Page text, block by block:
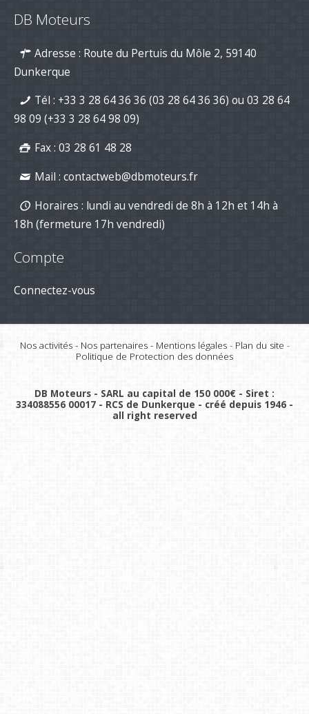
moteurs de bateau
Nouvelle série "Stealth Line" chez
maintenant avec DB Moteurs !
DB Moteurs vous souhaite une
excellente année 2026, pleine de
projets motorisés !
DB Moteurs
Adresse : Route du Pertuis du Môle 2, 59140
Dunkerque
Tél : +33 3 28 64 36 36 (03 28 64 36 36) ou 03 28 64
98 09 (+33 3 28 64 98 09)
Fax : 03 28 61 48 28
Mail : contactweb@dbmoteurs.fr
Horaires : lundi au vendredi de 8h à 12h et 14h à
18h (fermeture 17h vendredi)
Compte
Connectez-vous
Nos activités- Nos partenaires- Mentions légales- Plan du site -
Politique de Protection des données
DB Moteurs - SARL au capital de 150 000€ - Siret :
334088556 00017 - RCS de Dunkerque - créé depuis 1946 -
all right reserved